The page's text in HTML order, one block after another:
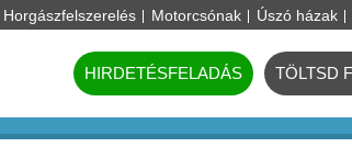
Horgászfelszerelés Motorcsónak Úszó házak
HIRDETÉSFELADÁS TÖLTSD